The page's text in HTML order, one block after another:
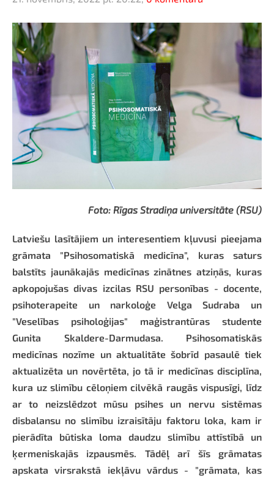
Foto: Rīgas Stradiņa universitāte (RSU)
Latviešu lasītājiem un interesentiem kļuvusi pieejama
grāmata "Psihosomatiskā medicīna", kuras saturs
balstīts jaunākajās medicīnas zinātnes atziņās, kuras
apkopojušas divas izcilas RSU personības - docente,
psihoterapeite un narkoloģe Velga Sudraba un
"Veselības psiholoģijas" maģistrantūras studente
Gunita Skaldere-Darmudasa. Psihosomatiskās
medicīnas nozīme un aktualitāte šobrīd pasaulē tiek
aktualizēta un novērtēta, jo tā ir medicīnas disciplīna,
kura uz slimību cēloņiem cilvēkā raugās vispusīgi, līdz
ar to neizslēdzot mūsu psihes un nervu sistēmas
disbalansu no slimību izraisītāju faktoru loka, kam ir
pierādīta būtiska loma daudzu slimību attīstībā un
ķermeniskajās izpausmēs. Tādēļ arī šīs grāmatas
apskata virsrakstā iekļāvu vārdus - "grāmata, kas